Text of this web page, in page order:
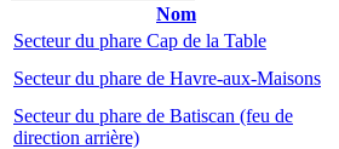
Nom
Secteur du phare Cap de la Table
Secteur du phare de Havre-aux-Maisons
Secteur du phare de Batiscan (feu de
direction arrière)